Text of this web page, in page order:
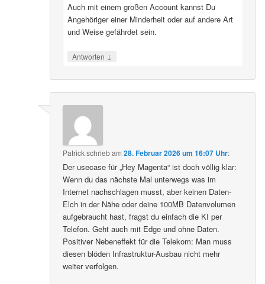
Auch mit einem großen Account kannst Du
Angehöriger einer Minderheit oder auf andere Art
und Weise gefährdet sein.
Antworten ↓
Patrickschriebam28. Februar 2026 um 16:07 Uhr:
Der usecase für „Hey Magenta“ ist doch völlig klar:
Wenn du das nächste Mal unterwegs was im
Internet nachschlagen musst, aber keinen Daten-
Elch in der Nähe oder deine 100MB Datenvolumen
aufgebraucht hast, fragst du einfach die KI per
Telefon. Geht auch mit Edge und ohne Daten.
Positiver Nebeneffekt für die Telekom: Man muss
diesen blöden Infrastruktur-Ausbau nicht mehr
weiter verfolgen.